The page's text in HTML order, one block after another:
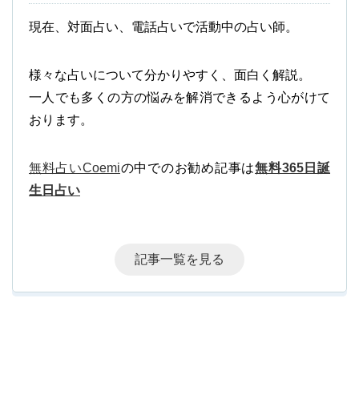
現在、対面占い、電話占いで活動中の占い師。
様々な占いについて分かりやすく、面白く解説。
一人でも多くの方の悩みを解消できるよう心がけて
おります。
無料占いCoemiの中でのお勧め記事は無料365日誕
生日占い
記事一覧を見る